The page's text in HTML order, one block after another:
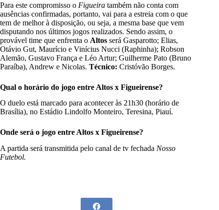
Para este compromisso o Figueira também não conta com
ausências confirmadas, portanto, vai para a estreia com o que
tem de melhor à disposição, ou seja, a mesma base que vem
disputando nos últimos jogos realizados. Sendo assim, o
provável time que enfrenta o Altos será Gasparotto; Elias,
Otávio Gut, Maurício e Vinícius Nucci (Raphinha); Robson
Alemão, Gustavo França e Léo Artur; Guilherme Pato (Bruno
Paraíba), Andrew e Nicolas. Técnico: Cristóvão Borges.
Qual o horário do jogo entre Altos x Figueirense?
O duelo está marcado para acontecer às 21h30 (horário de
Brasília), no Estádio Lindolfo Monteiro, Teresina, Piauí.
Onde será o jogo entre Altos x Figueirense?
A partida será transmitida pelo canal de tv fechada Nosso
Futebol.